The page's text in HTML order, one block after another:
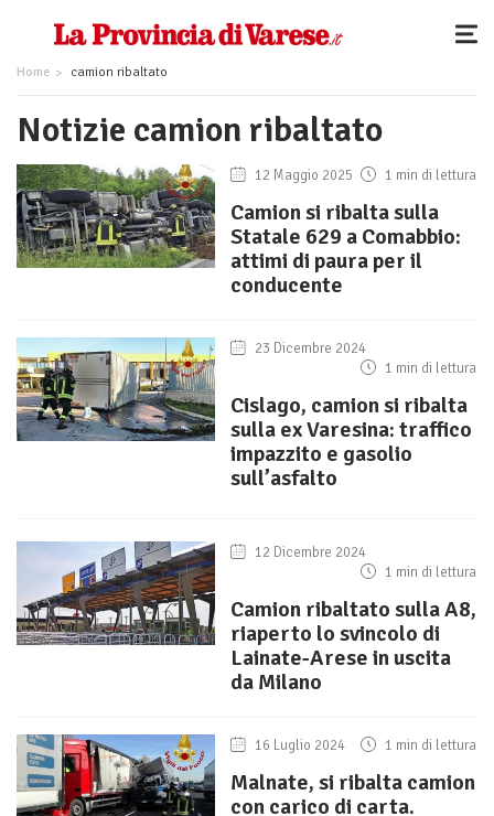
Home camion ribaltato
Notizie camion ribaltato
12 Maggio 2025 1 min di lettura
Camion si ribalta sulla
Statale 629 a Comabbio:
attimi di paura per il
conducente
23 Dicembre 2024
1 min di lettura
Cislago, camion si ribalta
sulla ex Varesina: traffico
impazzito e gasolio
sull’asfalto
12 Dicembre 2024
1 min di lettura
Camion ribaltato sulla A8,
riaperto lo svincolo di
Lainate-Arese in uscita
da Milano
16 Luglio 2024 1 min di lettura
Malnate, si ribalta camion
con carico di carta.